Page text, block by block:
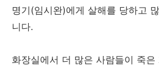
명기(임시완)에게 살해를 당하고
니다.
화장실에서 더 많은 사람들이 죽